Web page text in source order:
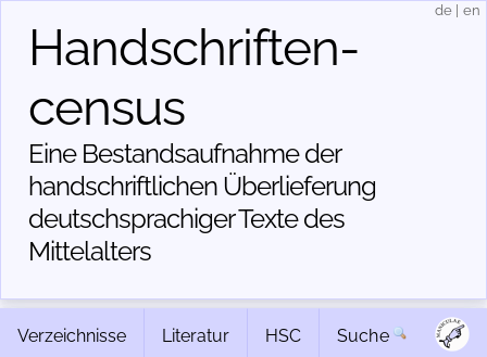
Handschriften­
census
Eine Bestandsaufnahme der
handschriftlichen Über­lieferung
deutschsprachiger Texte des
Mittelalters
de en
Verzeichnisse Literatur HSC Suche